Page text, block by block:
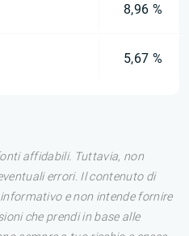
8,96 %
5,67 %
affidabili. Tuttavia, non
errori. Il contenuto di
e non intende fornire
che prendi in base alle